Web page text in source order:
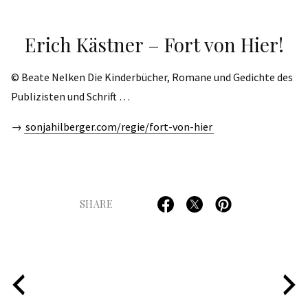
Erich Kästner – Fort von Hier!
© Beate Nelken Die Kinderbücher, Romane und Gedichte des
Publizisten und Schrift …
→ sonjahilberger.com/regie/fort-von-hier
SHARE